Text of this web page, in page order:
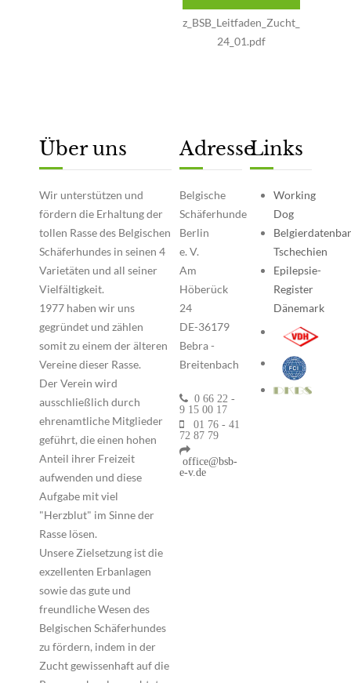
z_BSB_Leitfaden_Zucht_
24_01.pdf
Über uns
Wir unterstützen und
fördern die Erhaltung der
tollen Rasse des Belgischen
Schäferhundes in seinen 4
Varietäten und all seiner
Vielfältigkeit.
1977 haben wir uns
gegründet und zählen
somit zu einem der älteren
Vereine dieser Rasse.
Der Verein wird
ausschließlich durch
ehrenamtliche Mitglieder
geführt, die einen hohen
Anteil ihrer Freizeit
aufwenden und diese
Aufgabe mit viel
"Herzblut" im Sinne der
Rasse lösen.
Unsere Zielsetzung ist die
exzellenten Erbanlagen
sowie das gute und
freundliche Wesen des
Belgischen Schäferhundes
zu fördern, indem in der
Zucht gewissenhaft auf die
Adresse
Belgische
Schäferhunde
Berlin
e. V.
Am
Höberück
24
DE-36179
Bebra -
Breitenbach
0 66 22 -
9 15 00 17
01 76 - 41
72 87 79
office@bsb-
e-v.de
Links
Working
Dog
Tschechien
Epilepsie-
Register
Dänemark